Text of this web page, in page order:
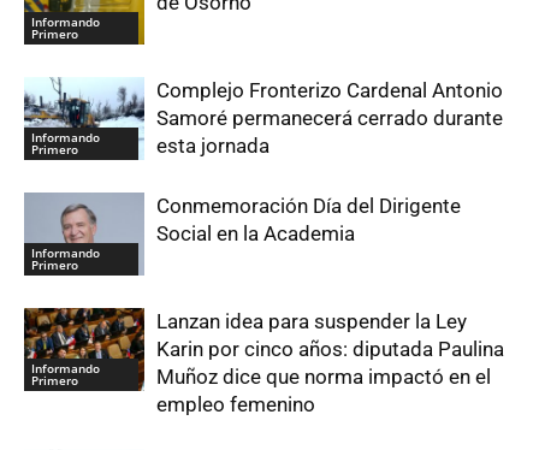
Informando
Primero
Informando
Primero
Complejo Fronterizo Cardenal Antonio
Samoré permanecerá cerrado durante
esta jornada
Informando
Primero
Conmemoración Día del Dirigente
Social en la Academia
Informando
Primero
Lanzan idea para suspender la Ley
Karin por cinco años: diputada Paulina
Muñoz dice que norma impactó en el
empleo femenino